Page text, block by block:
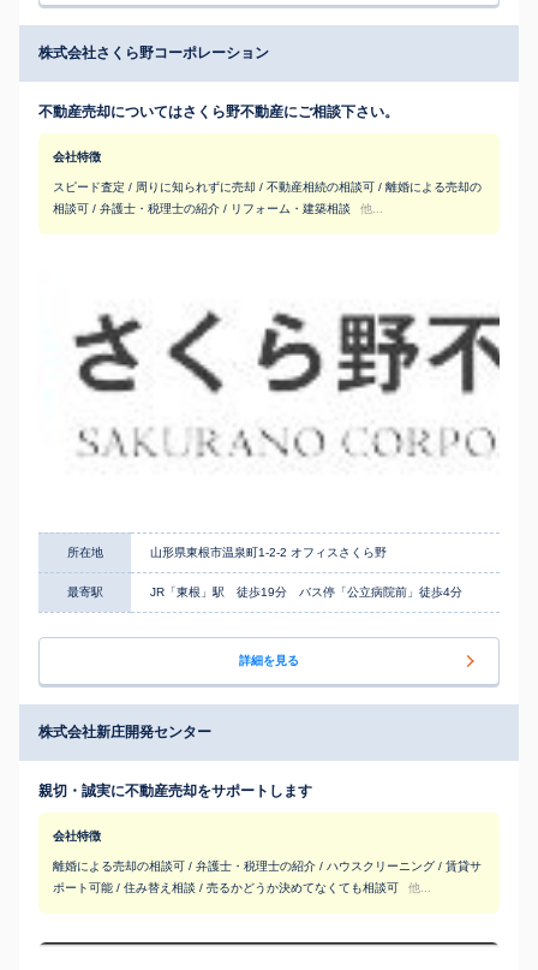
株式会社さくら野コーポレーション
不動産売却についてはさくら野不動産にご相談下さい。
会社特徴
スピード査定 / 周りに知られずに売却 / 不動産相続の相談可 / 離婚による売却の
相談可 / 弁護士・税理士の紹介 / リフォーム・建築相談
他...
所在地 山形県東根市温泉町1-2-2 オフィスさくら野
最寄駅 JR「東根」駅 徒歩19分 バス停「公立病院前」徒歩4分
詳細を見る
株式会社新庄開発センター
親切・誠実に不動産売却をサポートします
会社特徴
離婚による売却の相談可 / 弁護士・税理士の紹介 / ハウスクリーニング / 賃貸サ
ポート可能 / 住み替え相談 / 売るかどうか決めてなくても相談可
他...